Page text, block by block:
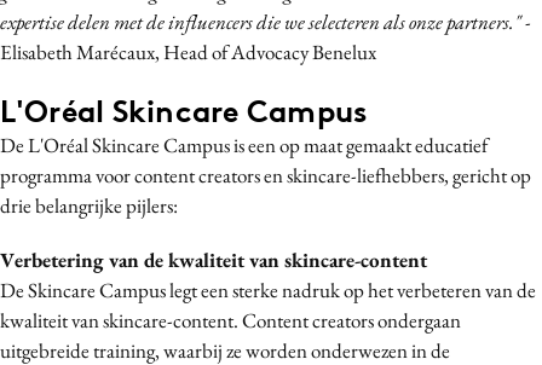
expertise delen met de influencers die we selecteren als onze partners."-
Elisabeth Marécaux, Head of Advocacy Benelux
L'Oréal Skincare Campus
De L'Oréal Skincare Campus is een op maat gemaakt educatief
programma voor content creators en skincare-liefhebbers, gericht op
drie belangrijke pijlers:
Verbetering van de kwaliteit van skincare-content
De Skincare Campus legt een sterke nadruk op het verbeteren van de
kwaliteit van skincare-content. Content creators ondergaan
uitgebreide training, waarbij ze worden onderwezen in de